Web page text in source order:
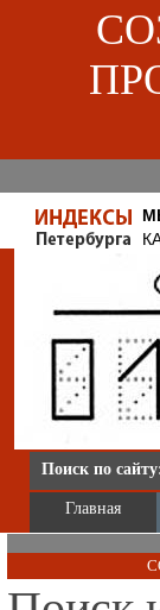
Поиск по
Главная